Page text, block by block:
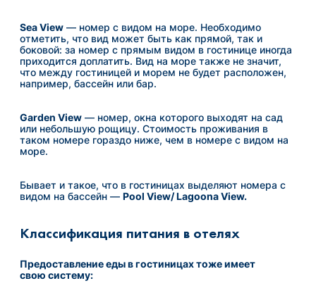
Sea View — номер с видом на море. Необходимо
отметить, что вид может быть как прямой, так и
боковой: за номер с прямым видом в гостинице иногда
приходится доплатить. Вид на море также не значит,
что между гостиницей и морем не будет расположен,
например, бассейн или бар.
Garden View — номер, окна которого выходят на сад
или небольшую рощицу. Стоимость проживания в
таком номере гораздо ниже, чем в номере с видом на
море.
Бывает и такое, что в гостиницах выделяют номера с
видом на бассейн — Pool View/ Lagoona View.
Классификация питания в отелях
Предоставлениеедывгостиницахтожеимеет
свою систему: